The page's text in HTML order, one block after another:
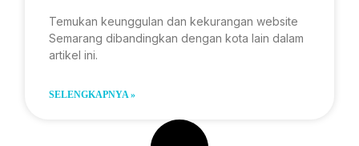
Temukan keunggulan dan kekurangan website
Semarang dibandingkan dengan kota lain dalam
artikel ini.
SELENGKAPNYA »